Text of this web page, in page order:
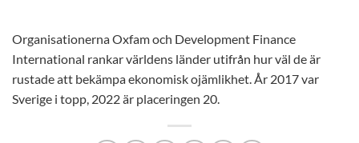
Organisationerna Oxfam och Development Finance
International rankar världens länder utifrån hur väl de är
rustade att bekämpa ekonomisk ojämlikhet. År 2017 var
Sverige i topp, 2022 är placeringen 20.